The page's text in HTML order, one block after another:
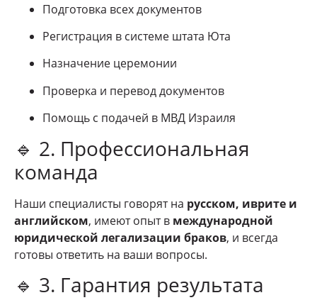
Подготовка всех документов
Регистрация в системе штата Юта
Назначение церемонии
Проверка и перевод документов
Помощь с подачей в МВД Израиля
🔹 2. Профессиональная
команда
Наши специалисты говорят на русском, иврите и
английском, имеют опыт в международной
юридической легализации браков, и всегда
готовы ответить на ваши вопросы.
🔹 3. Гарантия результата